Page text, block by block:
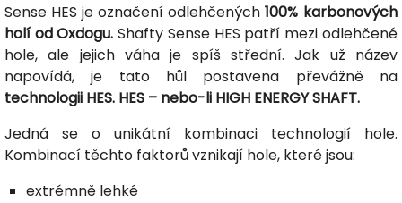
Sense HES je označení odlehčených 100% karbonových
holí od Oxdogu. Shafty Sense HES patří mezi odlehčené
hole, ale jejich váha je spíš střední. Jak už název
napovídá, je tato hůl postavena převážně na
technologii HES. HES – nebo-li HIGH ENERGY SHAFT.
Jedná se o unikátní kombinaci technologií hole.
Kombinací těchto faktorů vznikají hole, které jsou:
extrémně lehké